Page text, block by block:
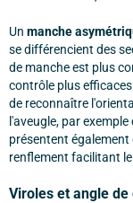
Un manche
se différencient des
de manche est plus
contrôle plus
de reconnaître
l'aveugle, par
présentent
renflement facilitant
Viroles et angle